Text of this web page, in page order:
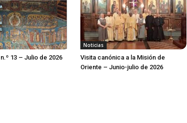
13 – Julio de 2026
Noticias
Visita canónica a la Misión de
Oriente – Junio-julio de 2026